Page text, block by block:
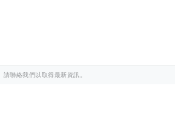
聯絡我們以取得最新資訊。